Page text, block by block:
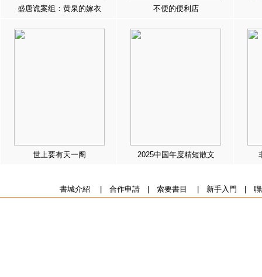
盛唐诡案组：黄泉的嫁衣 不便的便利店
世上要有天一阁 2025中国年度精短散文
書城介紹 合作申請| 索要書目 新手入門